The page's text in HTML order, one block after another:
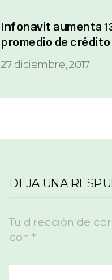
Infonavit aumenta
promedio de crédito
27 diciembre, 2017
DEJA UNA
Tu dirección de
con *